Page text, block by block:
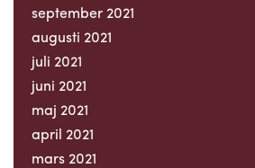
september 2021
augusti 2021
juli 2021
juni 2021
maj 2021
april 2021
mars 2021